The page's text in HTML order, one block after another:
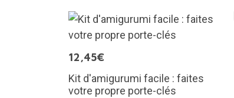
12,45€
Kit d'amigurumi facile : faites
votre propre porte-clés